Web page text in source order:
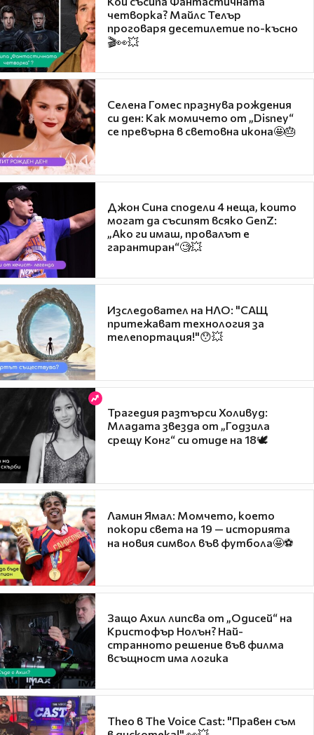
четворка? Майлс Телър
проговаря десетилетие по-късно
🎬👀💥
Селена Гомес празнува рождения
си ден: Как момичето от „Disney“
се превърна в световна икона🤩🎂
Джон Сина сподели 4 неща, които
могат да съсипят всяко GenZ:
„Ако ги имаш, провалът е
гарантиран“🧐💥
Изследовател на НЛО: "САЩ
притежават технология за
телепортация!"😯💥
Трагедия разтърси Холивуд:
Младата звезда от „Годзила
срещу Конг“ си отиде на 18🕊️
Ламин Ямал: Момчето, което
покори света на 19 — историята
на новия символ във футбола🤩⚽
Защо Ахил липсва от „Одисей“ на
Кристофър Нолън? Най-
странното решение във филма
всъщност има логика
Theo в The Voice Cast: "Правен съм